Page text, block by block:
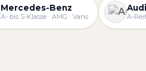
Mercedes-Benz
A- bis S-Klasse · AMG · Vans
Audi
A-